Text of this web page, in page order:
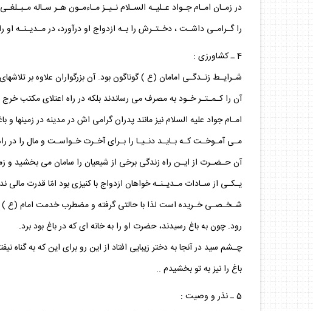
را گـرامـى داشـت ، دخـتـرش را بـه ازدواج او درآورد، در مـديـنـه
4 ـ كشاورزى :
شـرايـط زنـدگـى امامان (ع ) گوناگون بود. آن بزرگواران علاوه بر
آن را كـمـتـر خـود به مصرف مى رساندند بلكه در راه اعتلاى مكتب
امـام جواد عليه السلام نيز مانند پدران گرامى اش در مدينه در
مـى آمـوخـت كـه بـايـد دنـيـا را بـراى آخـرت خـواسـت و مال را در
آن حـضـرت از ايـن راه زندگى برخى از شيعيان را سامان مى بخشيد و
يـكـى از سـادات مـديـنـه خواهان ازدواج با كنيزى بود امّا قدرت
شـخـصـى خـريده است لذا با حالتى گرفته و مضطرب خدمت امام (ع )
رود. چون به باغ رسيدند، حضرت او را به خانه اى كه در باغ بود برد.
چـشم سيد در آنجا به دختر زيبايى افتاد از اين رو براى اين كه به
باغ را نيز به تو بخشيدم ..
5 ـ نذر و وصيت :